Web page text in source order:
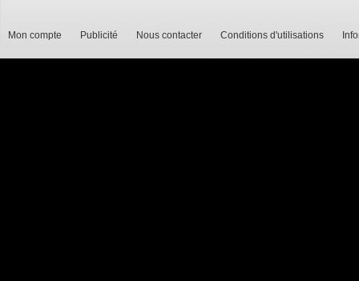
Mon compte Publicité Nous contacter Conditions d'utilisations